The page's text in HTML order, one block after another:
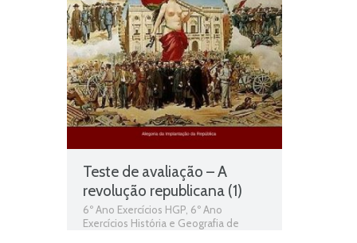
Teste de avaliação – A
revolução republicana (1)
6º Ano Exercícios HGP, 6º Ano
Exercícios História e Geografia de